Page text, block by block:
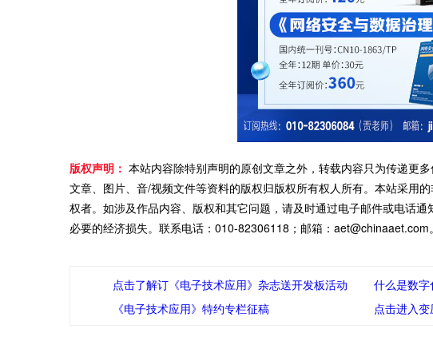
版权声明： 本站内容除特别声明的原创文章之外，转载内容只为传递更
文章、图片、音/视频文件等资料的版权归版权所有权人所有。本站采用
权者。如涉及作品内容、版权和其它问题，请及时通过电子邮件或电话
必要的经济损失。联系电话：010-82306118；邮箱：aet@chinaaet.com。
点击了解订《电子技术应用》杂志送开发板活动
什么是数字
《电子技术应用》特约专栏征稿
点击进入